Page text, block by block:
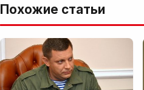
Похожие статьи